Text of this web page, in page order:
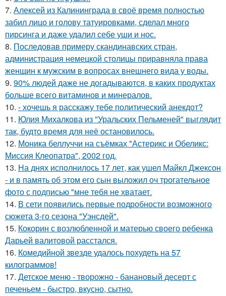
7. Алексей из Калининграда в своё время полностью
забил лицо и голову татуировками, сделал много
пирсинга и даже удалил себе уши и нос.
8. Последовав примеру скандинавских стран,
администрация немецкой столицы приравняла права
женщин к мужским в вопросах внешнего вида у воды.
9. 90% людей даже не догадываются, в каких продуктах
больше всего витаминов и минералов.
10. - хочешь я расскажу тебе политический анекдот?
11. Юлия Михалкова из "Уральских Пельменей" выглядит
так, будто время для неё остановилось.
12. Моника беллуччи на съёмках "Астерикс и Обеликс:
Миссия Клеопатра", 2002 год.
13. На днях исполнилось 17 лет, как ушел Майкл Джексон
- и в память об этом его сын выложил оч трогательное
фото с подписью "мне тебя не хватает.
14. В сети появились первые подробности возможного
сюжета 3-го сезона "Уэнсдей".
15. Кокорин с возлюбленной и матерью своего ребенка
Дарьей валитовой расстался.
16. Комедийной звезде удалось похудеть на 57
килограммов!
17. Детское меню - творожно - банановый десерт с
печеньем - быстро, вкусно, сытно.